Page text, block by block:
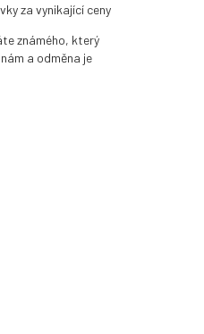
za vynikající ceny
známého, který
a odměna je